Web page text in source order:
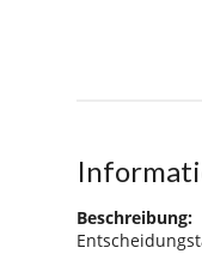
Beschreibung: